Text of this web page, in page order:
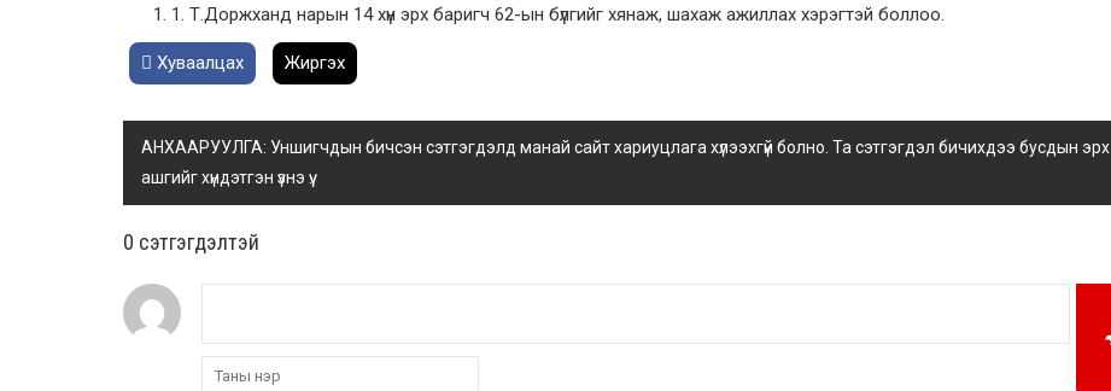
1. Т.Доржханд нарын 14 хүн эрх баригч 62-ын бүлгийг хянаж, шахаж ажиллах хэрэгтэй боллоо.
Хуваалцах Жиргэх
АНХААРУУЛГА: Уншигчдын бичсэн сэтгэгдэлд манай сайт хариуцлага хүлээхгүй болно. Та сэтгэгдэл бичихдээ бусдын эрх
ашгийг хүндэтгэн үзнэ үү.
0 cэтгэгдэлтэй